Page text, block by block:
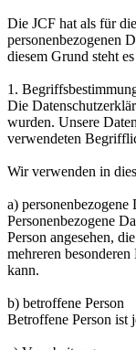
Die JCF hat als für
personenbezogenen
diesem Grund steht
1.
Die
wurden. Unsere
verwendeten
Wir verwenden in
a) personenbezogene
Personenbezogene
Person angesehen,
mehreren
kann.
b) betroffene Person
Betroffene Person ist